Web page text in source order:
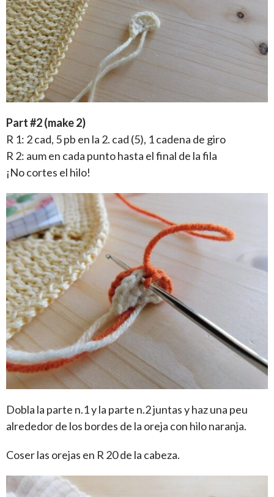
Part #2 (make 2)
R 1: 2 cad, 5 pb en la 2. cad (5), 1 cadena de giro
R 2: aum en cada punto hasta el final de la fila
¡No cortes el hilo!
Dobla la parte n.1 y la parte n.2 juntas y haz una peu
alrededor de los bordes de la oreja con hilo naranja.
Coser las orejas en R 20 de la cabeza.